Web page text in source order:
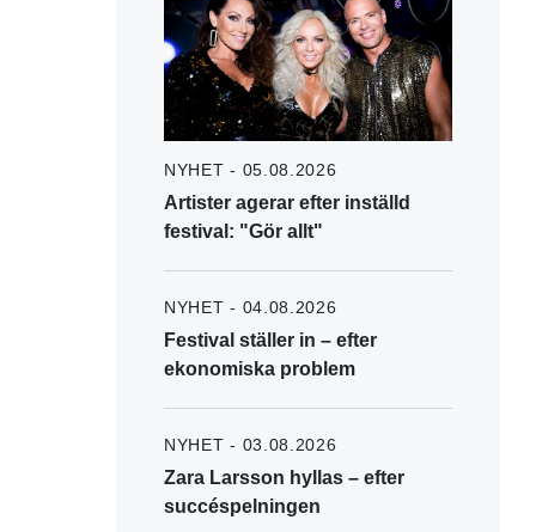
NYHET - 05.08.2026
Artister agerar efter inställd
festival: "Gör allt"
NYHET - 04.08.2026
Festival ställer in – efter
ekonomiska problem
NYHET - 03.08.2026
Zara Larsson hyllas – efter
succéspelningen